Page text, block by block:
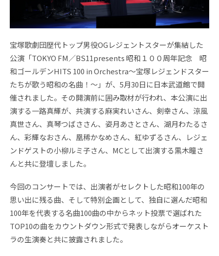
宝塚歌劇団歴代トップ男役OGレジェントスターが集結した
公演「TOKYO FM／BS11presents 昭和１００周年記念 昭
和ゴールデンHITS 100 in Orchestra～宝塚レジェンドスター
たちが歌う昭和の名曲！～」が、5月30日に日本武道館で開
催されました。その開演前に囲み取材が行われ、本公演に出
演する一路真輝が、共演する麻実れいさん、剣幸さん、涼風
真世さん、真琴つばささん、姿月あさとさん、湖月わたるさ
ん、彩輝なおさん、凰稀かなめさん、紅ゆずるさん、レジェ
ンドゲストの小柳ルミ子さん、MCとして出演する黒木瞳さ
んと共に登壇しました。
今回のコンサートでは、出演者がセレクトした昭和100年の
思い出に残る曲、そして特別企画として、独自に選んだ昭和
100年を代表する名曲100曲の中からネット投票で選ばれた
TOP10の曲をカウントダウン形式で発表しながらオーケスト
ラの生演奏と共に披露されました。